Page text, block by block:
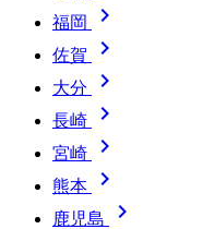
福岡 
佐賀 
大分 
長崎 
宮崎 
熊本 
鹿児島 